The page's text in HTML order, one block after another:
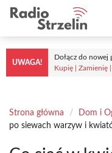
Przejdź
treści
UWAGA!
Dołącz do nowej
Kupię | Zamienię
Strona główna / Dom i
po siewach warzyw i